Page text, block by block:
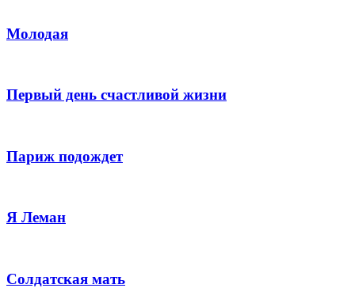
Молодая
Первый день счастливой жизни
Париж подождет
Я Леман
Солдатская мать